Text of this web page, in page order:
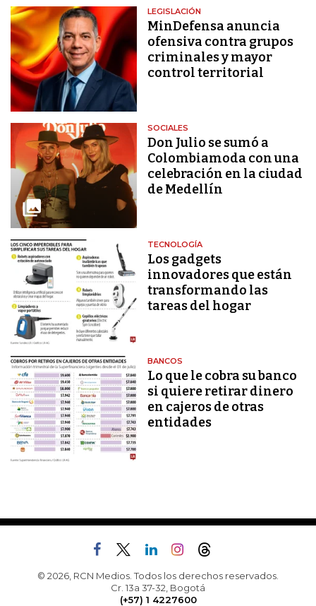
LEGISLACIÓN
MinDefensa anuncia
ofensiva contra grupos
criminales y mayor
control territorial
SOCIALES
Don Julio se sumó a
Colombiamoda con una
celebración en la ciudad
de Medellín
TECNOLOGÍA
Los gadgets
innovadores que están
transformando las
tareas del hogar
BANCOS
Lo que le cobra su banco
si quiere retirar dinero
en cajeros de otras
entidades
© 2026, RCN Medios. Todos los derechos reservados.
Cr. 13a 37-32, Bogotá
(+57) 1 4227600